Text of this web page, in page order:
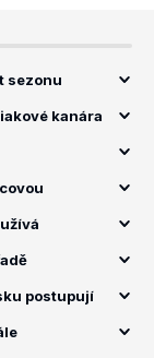
sezonu
kanára
postupují